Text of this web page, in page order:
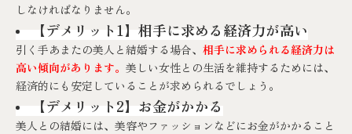
しなければなりません。
【デメリット1】相手に求める経済力が高い
引く手あまたの美人と結婚する場合、 相手に求められる経済力は
高い傾向があります。 美しい女性との生活を維持するためには、
経済的にも安定していることが求められるでしょう。
【デメリット2】お金がかかる
美人との結婚には、美容やファッションなどにお金がかかること